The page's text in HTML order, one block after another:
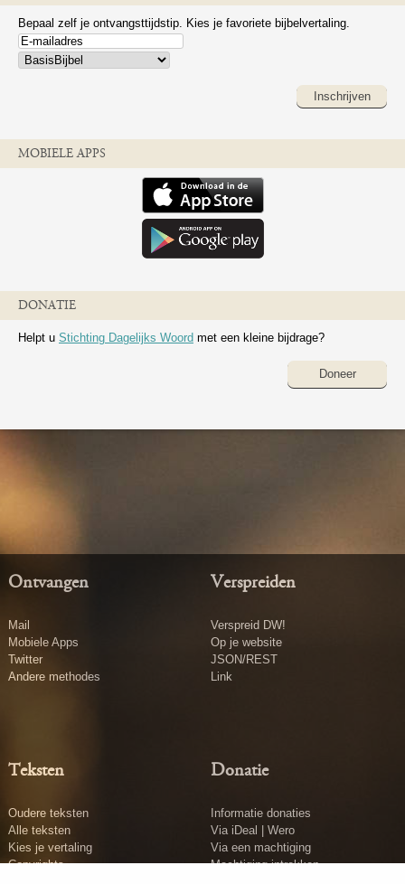
Bepaal zelf je ontvangsttijdstip. Kies je favoriete bijbelvertaling.
Inschrijven
MOBIELE APPS
DONATIE
Helpt u Stichting Dagelijks Woord met een kleine bijdrage?
Doneer
Ontvangen
Mail
Mobiele Apps
Twitter
Andere methodes
Verspreiden
Verspreid DW!
Op je website
JSON/REST
Link
Teksten
Oudere teksten
Alle teksten
Kies je vertaling
Copyrights
Donatie
Informatie donaties
Via iDeal | Wero
Via een machtiging
Machtiging intrekken